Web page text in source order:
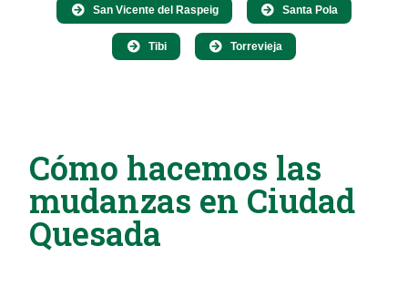
San Vicente del Raspeig Santa Pola
Tibi Torrevieja
Cómo hacemos las
mudanzas en Ciudad
Quesada